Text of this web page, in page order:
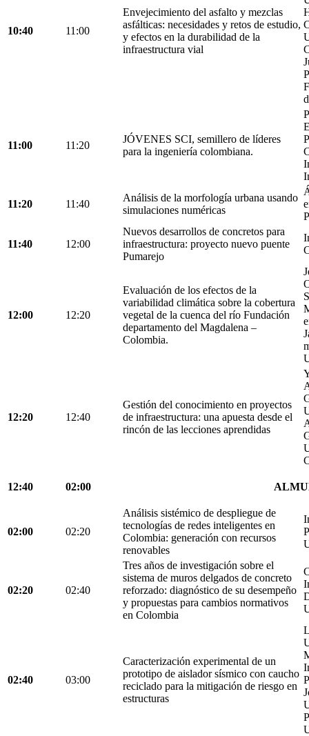
10:40 11:00
Envejecimiento del asfalto y mezclas
asfálticas: necesidades y retos de estudio,
y efectos en la durabilidad de la
infraestructura vial
11:00 11:20
JÓVENES SCI, semillero de líderes
para la ingeniería colombiana.
11:20 11:40
Análisis de la morfología urbana usando
simulaciones numéricas
11:40 12:00
Nuevos desarrollos de concretos para
infraestructura: proyecto nuevo puente
Pumarejo
12:00 12:20
Evaluación de los efectos de la
variabilidad climática sobre la cobertura
vegetal de la cuenca del río Fundación
departamento del Magdalena –
Colombia.
12:20 12:40
Gestión del conocimiento en proyectos
de infraestructura: una apuesta desde el
rincón de las lecciones aprendidas
12:40 02:00
02:00 02:20
Análisis sistémico de despliegue de
tecnologías de redes inteligentes en
Colombia: generación con recursos
renovables
02:20 02:40
Tres años de investigación sobre el
sistema de muros delgados de concreto
reforzado: diagnóstico de su desempeño
y propuestas para cambios normativos
en Colombia
02:40 03:00
Caracterización experimental de un
prototipo de aislador sísmico con caucho
reciclado para la mitigación de riesgo en
estructuras